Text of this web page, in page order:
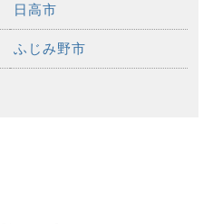
日高市
ふじみ野市